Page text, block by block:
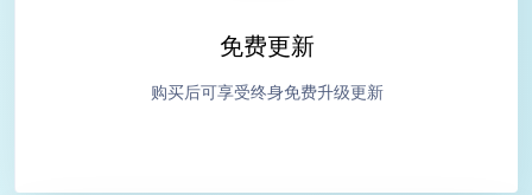
免费更新
购买后可享受终身免费升级更新